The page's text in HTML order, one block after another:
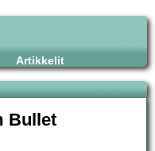
Artikkelit
Bullet